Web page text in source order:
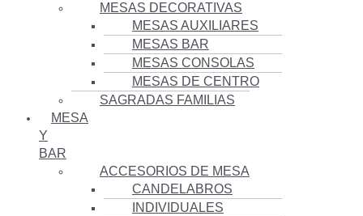
MESAS DECORATIVAS
MESAS AUXILIARES
MESAS BAR
MESAS CONSOLAS
MESAS DE CENTRO
SAGRADAS FAMILIAS
MESA
Y
BAR
ACCESORIOS DE MESA
CANDELABROS
INDIVIDUALES